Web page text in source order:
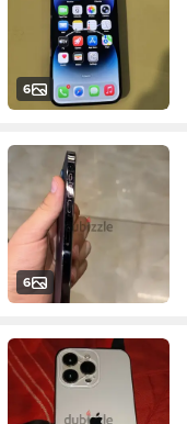
6
6